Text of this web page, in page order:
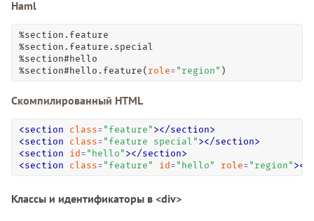
Haml
%section.feature
%section.feature.special
%section#hello
%section#hello.feature( role= " region " )
Скомпилированный HTML
<section class= " feature " ></section>
<section class= " feature special " ></section>
<section id= " hello " ></section>
<section class= " feature " id= " hello " role= " region " ><
Классы и идентификаторы в <div>